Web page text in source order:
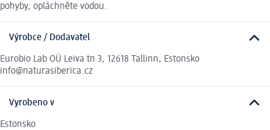
pohyby, opláchněte vodou.
Výrobce / Dodavatel
Eurobio Lab OÜ Leiva tn 3, 12618 Tallinn, Estonsko
info@naturasiberica.cz
Vyrobeno v
Estonsko